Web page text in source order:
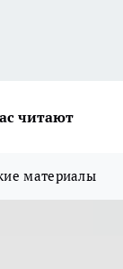
читают
материалы